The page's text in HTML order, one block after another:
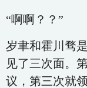
“啊啊？？”
岁聿和霍川骛
见了三次面。
议，第三次就领